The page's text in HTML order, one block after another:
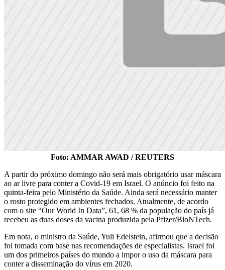
Foto: AMMAR AWAD / REUTERS
A partir do próximo domingo não será mais obrigatório usar máscara
ao ar livre para conter a Covid-19 em Israel. O anúncio foi feito na
quinta-feira pelo Ministério da Saúde. Ainda será necessário manter
o rosto protegido em ambientes fechados. Atualmente, de acordo
com o site “Our World In Data”, 61, 68 % da população do país já
recebeu as duas doses da vacina produzida pela Pfizer/BioNTech.
Em nota, o ministro da Saúde, Yuli Edelstein, afirmou que a decisão
foi tomada com base nas recomendações de especialistas. Israel foi
um dos primeiros países do mundo a impor o uso da máscara para
conter a disseminação do vírus em 2020.